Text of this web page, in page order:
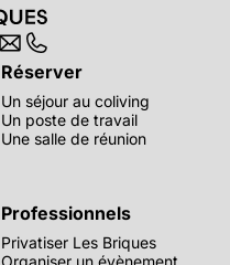
Réserver
Un séjour au coliving
Un poste de travail
Une salle de réunion
Professionnels
Privatiser Les Briques
Organiser un évènement